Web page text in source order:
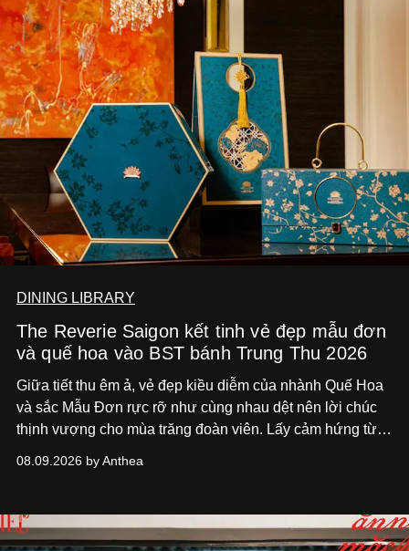
DINING LIBRARY
The Reverie Saigon kết tinh vẻ đẹp mẫu đơn
và quế hoa vào BST bánh Trung Thu 2026
Giữa tiết thu êm ả, vẻ đẹp kiều diễm của nhành Quế Hoa
và sắc Mẫu Đơn rực rỡ như cùng nhau dệt nên lời chúc
thịnh vượng cho mùa trăng đoàn viên. Lấy cảm hứng từ
hương vị của những thức quà truyền thống vào bộ sưu
quà tặng ‘Mẫu Đơn Khai Phúc’, ‘Quế Hoa Vọng Nguyệt’
và ‘Nguyệt Sắc Giao Hòa’, gửi trao ước nguyện bình an
08.09.2026 by Anthea